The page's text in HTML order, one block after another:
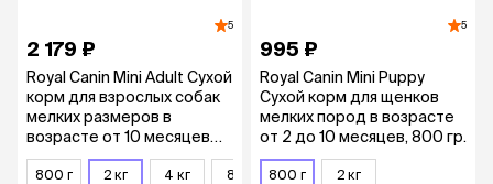
5
2 179 ₽
Royal Canin Mini Adult Сухой
корм для взрослых собак
мелких размеров в
возрасте от 10 месяцев
до 8 лет, 2 кг
800 г 2 кг 4 кг 8 кг
5
995 ₽
Royal Canin Mini Puppy
Сухой корм для щенков
мелких пород в возрасте
от 2 до 10 месяцев, 800 гр.
800 г 2 кг